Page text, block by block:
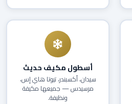
أسطول مكيف حديث
سيدان، أكسبندر، تيوتا هاي إس،
مرسيدس — جميعها مكيفة
ونظيفة.